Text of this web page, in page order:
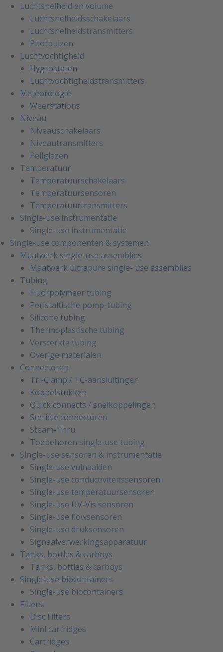
Luchtsnelheid en volume
Luchtsnelheidsschakelaars
Luchtsnelheidstransmitters
Pitotbuizen
Luchtvochtigheid
Hygrostaten
Luchtvochtigheidstransmitters
Meteorologie
Weerstations
Niveau
Niveauschakelaars
Niveautransmitters
Peilglazen
Temperatuur
Temperatuurschakelaars
Temperatuursensoren
Temperatuurtransmitters
Single-use instrumentatie
Single-use instrumentatie
Single-use componenten & systemen
Maatwerk single-use assemblies
Maatwerk ultrapure single- use assemblies
Tubing
Fluorpolymeer tubing
Peristaltische pomp-tubing
Silicone tubing
Thermoplastische tubing
Versterkte tubing
Overige materialen
Connectoren
Tri-Clamp / TC-aansluitingen
Koppelstukken
Quick connects / snelkoppelingen
Steriele connectoren
Steam-Thru
Toebehoren single-use tubing
Single-use sensoren & instrumentatie
Single-use vulnaalden
Single-use conductiviteitssensoren
Single-use temperatuursensoren
Single-use UV-Vis sensoren
Single-use flowsensoren
Single-use druksensoren
Signaalverwerkingsapparatuur
Tanks, bottles & carboys
Tanks, bottles & carboys
Single-use biocontainers
Single-use biocontainers
Filters
Disc Filters
Mini cartridges
Cartridges